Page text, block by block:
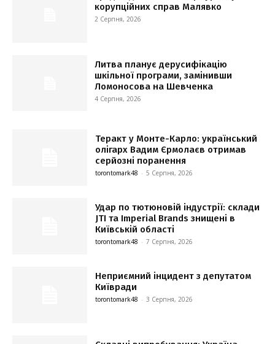
корупційних справ Малявко
2 Серпня, 2026
Литва планує дерусифікацію
шкільної програми, замінивши
Ломоносова на Шевченка
4 Серпня, 2026
Теракт у Монте-Карло: український
олігарх Вадим Єрмолаєв отримав
серйозні поранення
torontomark48 - 5 Серпня, 2026
Удар по тютюновій індустрії: склади
JTI та Imperial Brands знищені в
Київській області
torontomark48 - 7 Серпня, 2026
Неприємний інцидент з депутатом
Київради
torontomark48 - 3 Серпня, 2026